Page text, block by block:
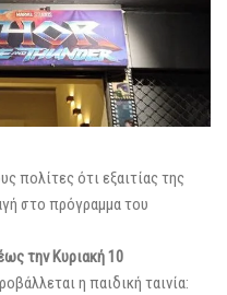
πολίτες ότι εξαιτίας της
στο πρόγραμμα του
την Κυριακή 10
η παιδική ταινία: